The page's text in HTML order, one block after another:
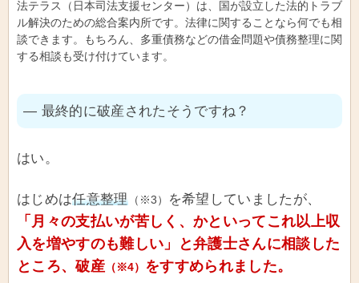
法テラス（日本司法支援センター）は、国が設立した法的トラブ
ル解決のための総合案内所です。法律に関することなら何でも相
談できます。もちろん、多重債務などの借金問題や債務整理に関
する相談も受け付けています。
― 最終的に破産されたそうですね？
はい。
はじめは任意整理（※3） を希望していましたが、
「月々の支払いが苦しく、かといってこれ以上収
入を増やすのも難しい」と弁護士さんに相談した
ところ、破産 （※4） をすすめられました。